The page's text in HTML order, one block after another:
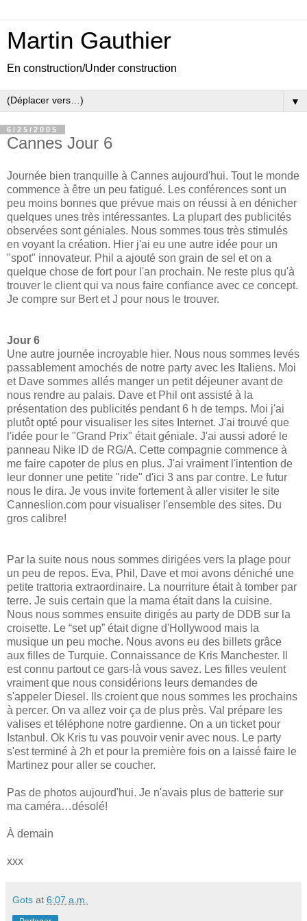
Martin Gauthier
En construction/Under construction
▼
6/25/2005
Cannes Jour 6
Journée bien tranquille à Cannes aujourd'hui. Tout le monde
commence à être un peu fatigué. Les conférences sont un
peu moins bonnes que prévue mais on réussi à en dénicher
quelques unes très intéressantes. La plupart des publicités
observées sont géniales. Nous sommes tous très stimulés
en voyant la création. Hier j'ai eu une autre idée pour un
"spot" innovateur. Phil a ajouté son grain de sel et on a
quelque chose de fort pour l'an prochain. Ne reste plus qu'à
trouver le client qui va nous faire confiance avec ce concept.
Je compre sur Bert et J pour nous le trouver.
Jour 6
Une autre journée incroyable hier. Nous nous sommes levés
passablement amochés de notre party avec les Italiens. Moi
et Dave sommes allés manger un petit déjeuner avant de
nous rendre au palais. Dave et Phil ont assisté à la
présentation des publicités pendant 6 h de temps. Moi j'ai
plutôt opté pour visualiser les sites Internet. J'ai trouvé que
l'idée pour le "Grand Prix" était géniale. J'ai aussi adoré le
panneau Nike ID de RG/A. Cette compagnie commence à
me faire capoter de plus en plus. J'ai vraiment l'intention de
leur donner une petite "ride" d'ici 3 ans par contre. Le futur
nous le dira. Je vous invite fortement à aller visiter le site
Canneslion.com pour visualiser l'ensemble des sites. Du
gros calibre!
Par la suite nous nous sommes dirigées vers la plage pour
un peu de repos. Eva, Phil, Dave et moi avons déniché une
petite trattoria extraordinaire. La nourriture était à tomber par
terre. Je suis certain que la mama était dans la cuisine.
Nous nous sommes ensuite dirigés au party de DDB sur la
croisette. Le “set up” était digne d'Hollywood mais la
musique un peu moche. Nous avons eu des billets grâce
aux filles de Turquie. Connaissance de Kris Manchester. Il
est connu partout ce gars-là vous savez. Les filles veulent
vraiment que nous considérions leurs demandes de
s'appeler Diesel. Ils croient que nous sommes les prochains
à percer. On va allez voir ça de plus près. Val prépare les
valises et téléphone notre gardienne. On a un ticket pour
Istanbul. Ok Kris tu vas pouvoir venir avec nous. Le party
s'est terminé à 2h et pour la première fois on a laissé faire le
Martinez pour aller se coucher.
Pas de photos aujourd'hui. Je n'avais plus de batterie sur
ma caméra…désolé!
À demain
xxx
Gots at 6:07 a.m.